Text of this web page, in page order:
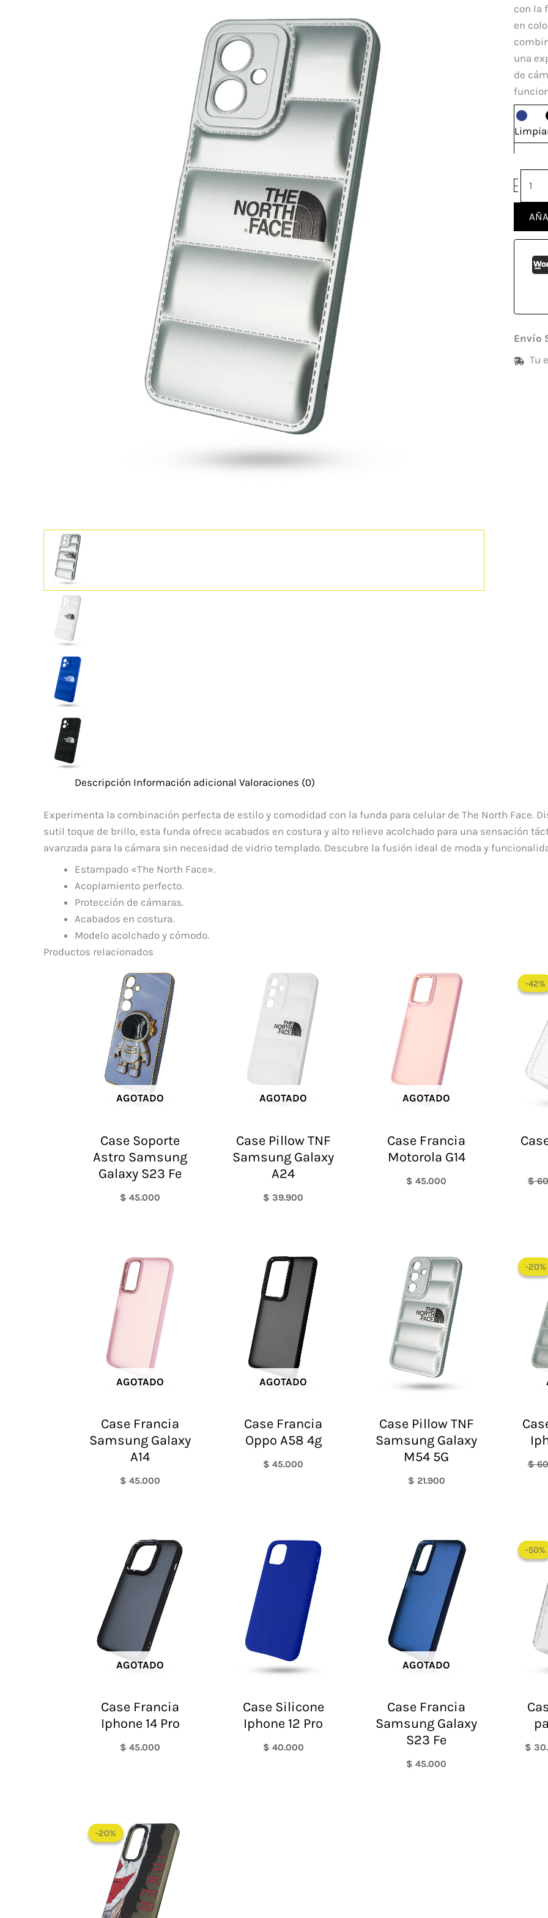
con la
en
una
de
-
TNF
G54
Envío
Tu
Descripción Información adicional Valoraciones (0)
Experimenta la combinación perfecta de estilo y comodidad con la funda para celular de The North Face.
sutil toque de brillo, esta funda ofrece acabados en costura y alto relieve acolchado para una sensación
avanzada para la cámara sin necesidad de vidrio templado. Descubre la fusión ideal de moda y
Estampado «The North Face».
Acoplamiento perfecto.
Protección de cámaras.
Acabados en costura.
Modelo acolchado y cómodo.
Productos relacionados
AGOTADO
Case Soporte
Astro Samsung
Galaxy S23 Fe
$ 45.000
AGOTADO
Case Pillow TNF
Samsung Galaxy
A24
$ 39.900
AGOTADO
Case Francia
Motorola G14
$ 45.000
-42%
-42%
$
AGOTADO
Case Francia
Samsung Galaxy
A14
$ 45.000
AGOTADO
Case Francia
Oppo A58 4g
$ 45.000
Case Pillow TNF
Samsung Galaxy
M54 5G
$ 21.900
-20%
-20%
$
AGOTADO
Case Francia
Iphone 14 Pro
$ 45.000
Case Silicone
Iphone 12 Pro
$ 40.000
AGOTADO
Case Francia
Samsung Galaxy
S23 Fe
$ 45.000
-50%
-50%
$
-20%
-20%
precio
original
era:
$ 60.000.